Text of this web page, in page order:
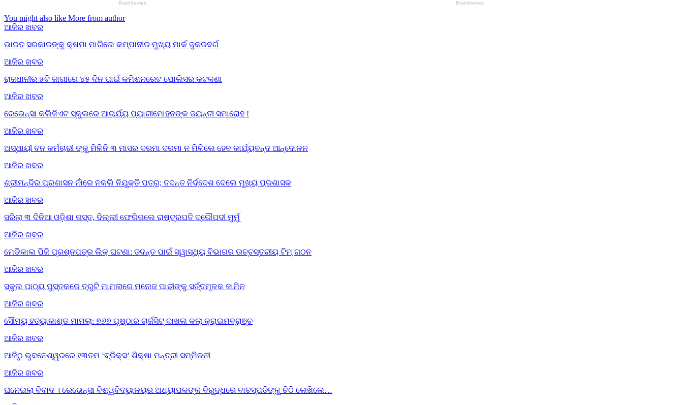
You might also like More from author
ଆଜିର ଖବର
ଭାରତ ସରକାରଙ୍କୁ କ୍ଷମା ମାଗିଲେ କମ୍ପାନୀର ମୁଖ୍ୟ ମାର୍କ ଜୁକରବର୍ଗ
ଆଜିର ଖବର
ରାଜଧାନୀର ୫ଟି ଜାଗାରେ ୪୫ ଦିନ ପାଇଁ କମିଶନରେଟ ପୋଲିସର କଟକଣା
ଆଜିର ଖବର
ରେଭେନ୍ସା କଲିଜିଏଟ ସ୍କୁଲରେ ଆଚାର୍ଯ୍ୟ ପ୍ୟାରୀମୋହନଙ୍କ ଜୟନ୍ତୀ ସମାରୋହ !
ଆଜିର ଖବର
ଅସ୍ଥାୟୀ ବନ କର୍ମଚାରୀ ଙ୍କୁ ମିଳିନି ୩ ମାସର ଦରମା ଦରମା ନ ମିଳିଲେ ହେବ କାର୍ଯ୍ୟବନ୍ଦ ଆନ୍ଦୋଳନ
ଆଜିର ଖବର
ଶ୍ରୀମନ୍ଦିର ପ୍ରଶାସନ ନାଁରେ ନକଲି ନିଯୁକ୍ତି ପତ୍ର; ତଦନ୍ତ ନିର୍ଦ୍ଦେଶ ଦେଲେ ମୁଖ୍ୟ ପ୍ରଶାସକ
ଆଜିର ଖବର
ସରିଲା ୩ ଦିନିଆ ଓଡ଼ିଶା ଗସ୍ତ, ଦିଲ୍ଲୀ ଫେରିଗଲେ ରାଷ୍ଟ୍ରପତି ଦ୍ରୌପଦୀ ମୁର୍ମୁ
ଆଜିର ଖବର
ମେଡିକାଲ ପିଜି ପ୍ରଶ୍ନପତ୍ର ଲିକ୍ ଘଟଣା: ତଦନ୍ତ ପାଇଁ ସ୍ୱାସ୍ଥ୍ୟ ବିଭାଗର ଉଚ୍ଚସ୍ତରୀୟ ଟିମ୍ ଗଠନ
ଆଜିର ଖବର
ସ୍କୁଲ ପାଠ୍ୟ ପୁସ୍ତକରେ ତ୍ରୁଟି ମାମଲାରେ ମନୋଜ ପାଢୀଙ୍କୁ ସର୍ତ୍ତମୂଳକ ଜାମିନ
ଆଜିର ଖବର
ସୌମ୍ୟ ହତ୍ୟାକାଣ୍ଡ ମାମଲା: ୭୬୭ ପୃଷ୍ଠାର ଚାର୍ଜସିଟ୍ ଦାଖଲ କଲା କ୍ରାଇମବ୍ରାଞ୍ଚ
ଆଜିର ଖବର
ଆଜିଠୁ ଭୁବନେଶ୍ୱରରେ ୧୩ତମ ‘ବ୍ରିକ୍ସ’ ଶିକ୍ଷା ମନ୍ତ୍ରୀ ସମ୍ମିଳନୀ
ଆଜିର ଖବର
ଘନେଇଲା ବିବାଦ । ରେଭେନ୍ସା ବିଶ୍ୱବିଦ୍ୟାଳୟର ଅଧ୍ୟାପକଙ୍କ ବିରୁଦ୍ଧରେ ବାଚସ୍ପତିଙ୍କୁ ଚିଠି ଲେଖିଲେ…